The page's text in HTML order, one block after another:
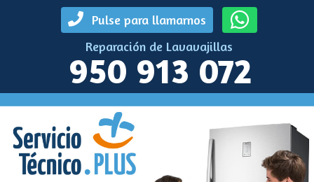
Pulse para llamarnos
Reparación de Lavavajillas
950 913 072